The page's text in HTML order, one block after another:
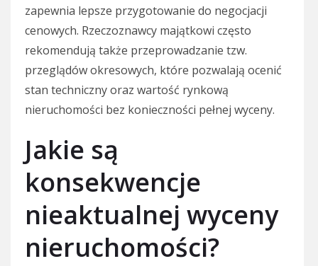
zapewnia lepsze przygotowanie do negocjacji
cenowych. Rzeczoznawcy majątkowi często
rekomendują także przeprowadzanie tzw.
przeglądów okresowych, które pozwalają ocenić
stan techniczny oraz wartość rynkową
nieruchomości bez konieczności pełnej wyceny.
Jakie są
konsekwencje
nieaktualnej wyceny
nieruchomości?